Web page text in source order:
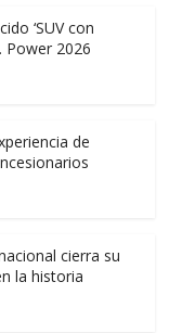
‘SUV con
Power 2026
de
cierra su
la historia